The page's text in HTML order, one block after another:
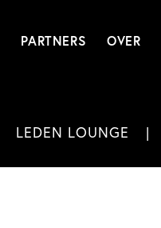
PARTNERS OVER
LEDEN LOUNGE